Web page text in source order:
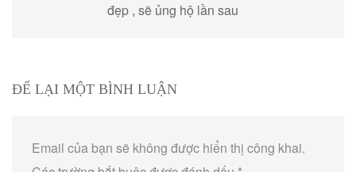
đẹp , sẽ ủng hộ lần sau
ĐỂ LẠI MỘT BÌNH LUẬN
Email của bạn sẽ không được hiển thị công khai.